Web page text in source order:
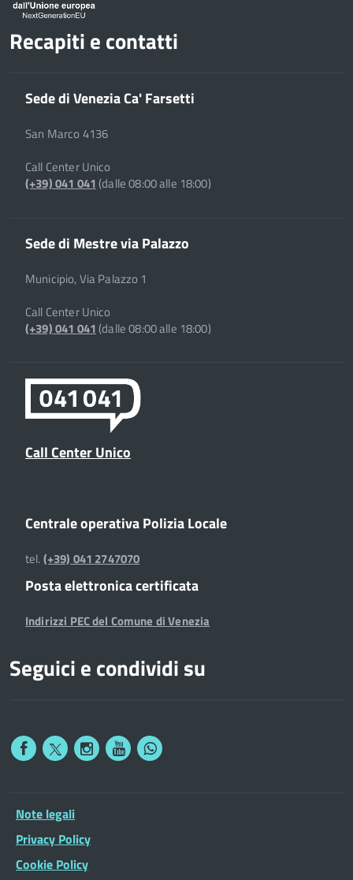
Recapiti e contatti
Sede di Venezia Ca' Farsetti
San Marco 4136
Call Center Unico
(+39) 041 041(dalle 08:00 alle 18:00)
Sede di Mestre via Palazzo
Municipio, Via Palazzo 1
Call Center Unico
(+39) 041 041(dalle 08:00 alle 18:00)
Call Center Unico
Centrale operativa Polizia Locale
tel.(+39) 041 2747070
Posta elettronica certificata
Indirizzi PEC del Comune di Venezia
Seguici e condividi su
Note legali
Privacy Policy
Cookie Policy